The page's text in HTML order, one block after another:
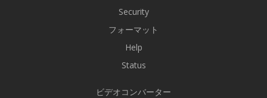
Security
フォーマット
Help
Status
ビデオコンバーター